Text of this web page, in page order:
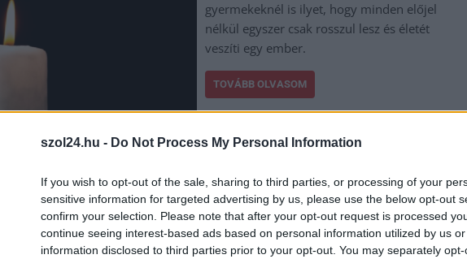
szol24.hu - Do Not Process My Personal Information
If you wish to opt-out of the sale, sharing to third parties, or processing of your
sensitive information for targeted advertising by us, please use the below opt-out
confirm your selection. Please note that after your opt-out request is processed
continue seeing interest-based ads based on personal information utilized by us
information disclosed to third parties prior to your opt-out. You may separately
gyermekeknél is ilyet, hogy minden előjel
nélkül egyszer csak rosszul lesz és életét
veszíti egy ember.
TOVÁBB OLVASOM
hirtelenséggel,kisfiú,lőkösháza,összeesett, tragikus,váratlan